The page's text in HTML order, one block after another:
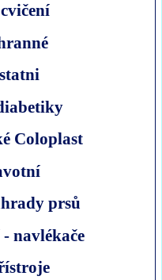
Coloplast
prsů
navlékače